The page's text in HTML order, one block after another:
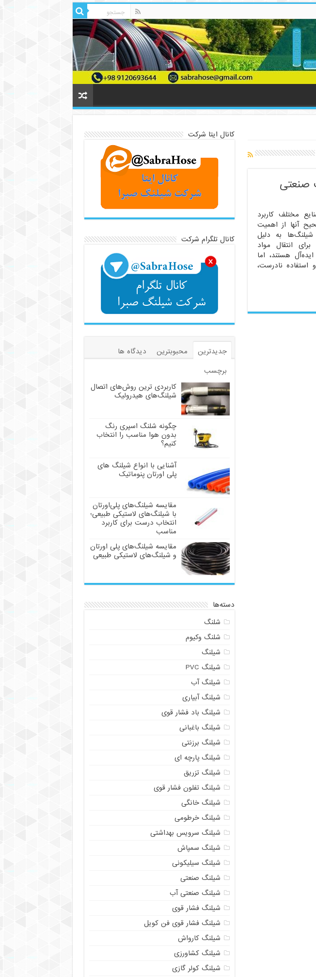
صنعتی
مختلف کاربرد
آنها از اهمیت
شیلنگ‌ها به دلیل
انتقال مواد
هستند، اما
نادرست،
کانال ایتا شرکت
کانال تلگرام شرکت
جدیدترین محبوبترین
دیدگاه ها
برچسب
کاربردی ترین روش‌های اتصال
شیلنگ‌های هیدرولیک
چگونه شلنگ اسپری رنگ
بدون هوا مناسب را انتخاب
کنیم؟
آشنایی با انواع شیلنگ های
پلی اورتان پنوماتیک
مقایسه شیلنگ‌های پلی‌اورتان
با شیلنگ‌های لاستیکی طبیعی؛
انتخاب درست برای کاربرد
مناسب
مقایسه شیلنگ‌های پلی اورتان
و شیلنگ‌های لاستیکی طبیعی
دسته‌ها
شلنگ
شلنگ وکیوم
شیلنگ
شیلنگ PVC
شیلنگ آب
شیلنگ آبیاری
شیلنگ باد فشار قوی
شیلنگ باغبانی
شیلنگ برزنتی
شیلنگ پارچه‌ ای
شیلنگ تزریق
شیلنگ تفلون فشار قوی
شیلنگ خانگی
شیلنگ خرطومی
شیلنگ سرویس بهداشتی
شیلنگ سمپاش
شیلنگ سیلیکونی
شیلنگ صنعتی
شیلنگ صنعتی آب
شیلنگ فشار قوی
شیلنگ فشار قوی فن کویل
شیلنگ کارواش
شیلنگ کشاورزی
شیلنگ کولر گازی